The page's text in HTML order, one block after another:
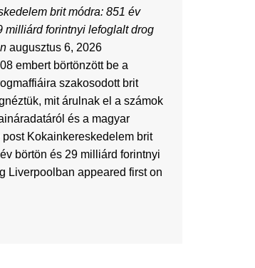
brit módra: 851 év
milliárd forintnyi lefoglalt drog
augusztus 6, 2026
embert börtönzött be a
szakosodott brit
mit árulnak el a számok
és a magyar
post Kokainkereskedelem brit
börtön és 29 milliárd forintnyi
Liverpoolban appeared first on